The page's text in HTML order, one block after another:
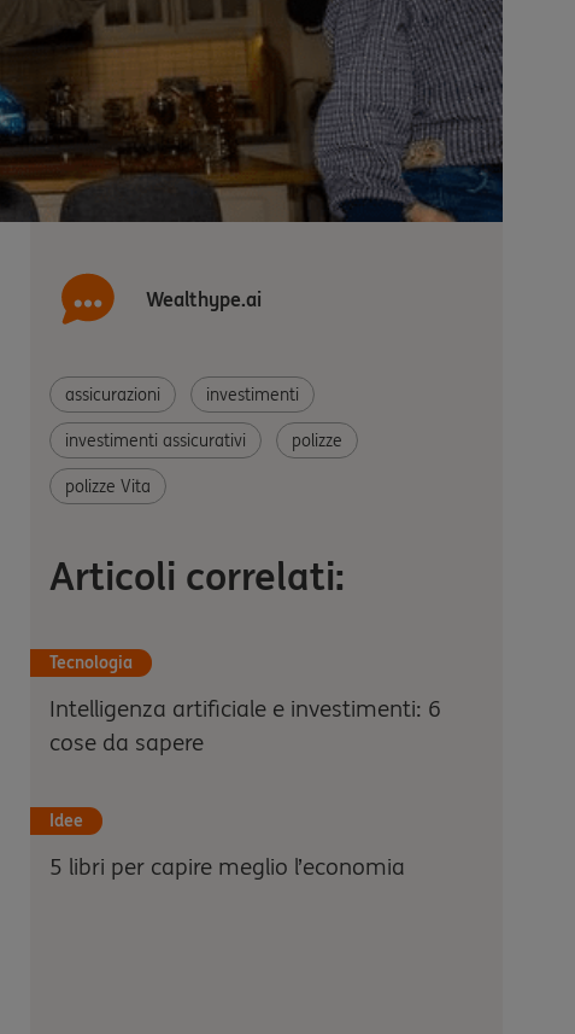
Wealthype.ai
assicurazioni investimenti
investimenti assicurativi polizze
polizze Vita
Articoli correlati:
Tecnologia
Intelligenza artificiale e investimenti: 6
cose da sapere
Idee
5 libri per capire meglio l’economia